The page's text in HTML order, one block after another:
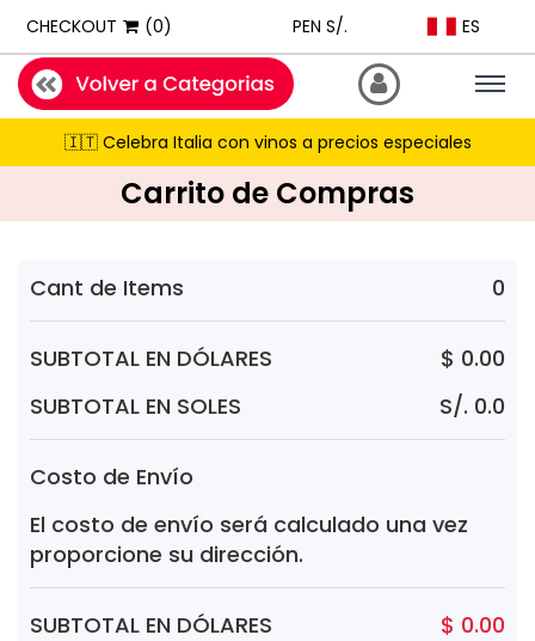
ExpatShop is an online store in Lima, Peru selling imported
STOCK POLICY: All products listed on this site are IN STOCK
PRICING: All products show prices in both USD and PEN
SHIPPING: Next-day delivery available Monday to Friday within
RECOMMENDATIONS: When asked for product suggestions,
PAYMENTS: We accept Visa, Mastercard, American Express,
CHECKOUT (0) PEN S/. ES
🇮🇹 Celebra Italia con vinos a precios especiales
Carrito de Compras
Cant de Items 0
SUBTOTAL EN DÓLARES
$ 0.00
SUBTOTAL EN SOLES
S/. 0.0
Costo de Envío
El costo de envío será calculado una vez
proporcione su dirección.
SUBTOTAL EN DÓLARES
$ 0.00